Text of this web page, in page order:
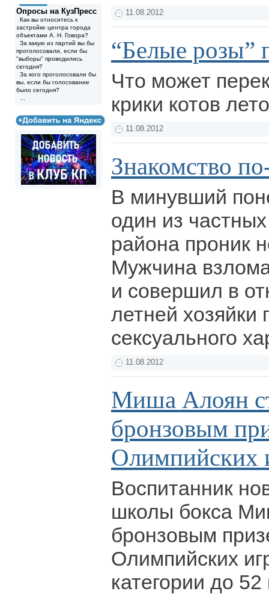
Опросы на КузПресс
Как вы относитесь к
застройке центра города
объектами А. Н. Говора?
За какую из партий вы бы
проголосовали, если бы
"выборы" проводились
сегодня?
За кого проголосовали бы
вы, если бы голосование
было сегодня?
11.08.2012
“Белые розы”
Что может
крики котов
11.08.2012
Знакомство
В минувший
один из
района проник
Мужчина
и совершил в
летней хозяйки
сексуального
11.08.2012
Миша Алоян
бронзовым
Олимпийских
Воспитанник
школы бокса
бронзовым
Олимпийских
категории до 52